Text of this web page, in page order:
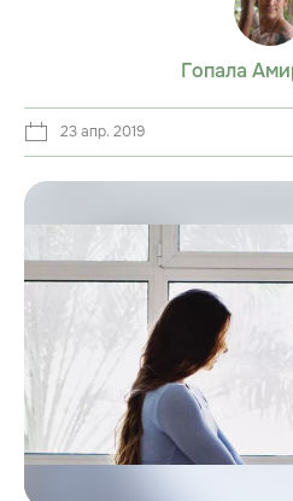
Гопала
23 апр. 2019